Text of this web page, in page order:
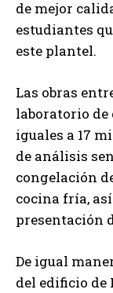
de mejor
estudiantes
este plantel.
Las obras
laboratorio de
iguales a 17
de análisis
congelación
cocina fría,
presentación
De igual
del edificio de